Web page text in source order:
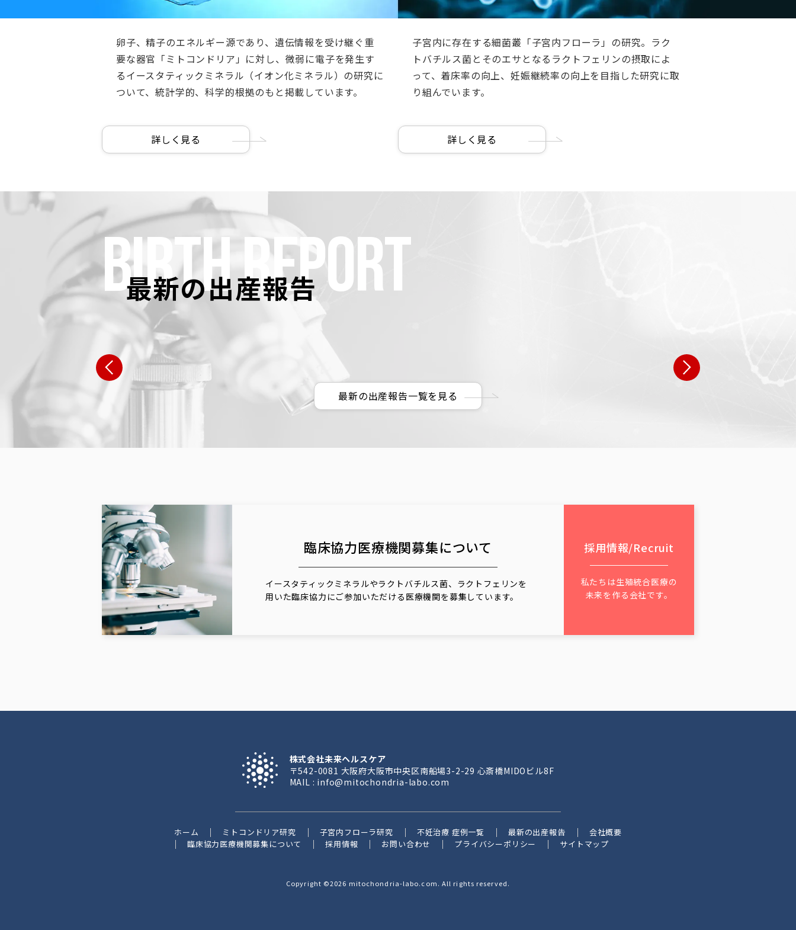
卵子、精子のエネルギー源であり、遺伝情報を受け継ぐ重
要な器官「ミトコンドリア」に対し、微弱に電子を発生す
るイースタティックミネラル（イオン化ミネラル）の研究に
ついて、統計学的、科学的根拠のもと掲載しています。
詳しく見る
子宮内に存在する細菌叢「子宮内フローラ」の研究。ラク
トバチルス菌とそのエサとなるラクトフェリンの摂取によ
って、着床率の向上、妊娠継続率の向上を目指した研究に取
り組んでいます。
詳しく見る
BIRTH REPORT
最新の出産報告
広島県 N・W様
女性:39歳 男性:38歳 女性:41歳 男性:35歳 女性:32歳 男性:34歳
広島県 N・W様
最新の出産報告一覧を見る
臨床協力医療機関募集について
イースタティックミネラルやラクトバチルス菌、ラクトフェリンを
用いた臨床協力にご参加いただける医療機関を募集しています。
採用情報/Recruit
私たちは生殖統合医療の
未来を作る会社です。
株式会社未来ヘルスケア
〒542-0081 大阪府大阪市中央区南船場3-2-29 心斎橋MIDOビル8F
MAIL : info@mitochondria-labo.com
ホーム ミトコンドリア研究 子宮内フローラ研究 不妊治療 症例一覧 最新の出産報告
会社概要
臨床協力医療機関募集について
採用情報 お問い合わせ プライバシーポリシー サイトマップ
Copyright ©2026 mitochondria-labo.com. All rights reserved.